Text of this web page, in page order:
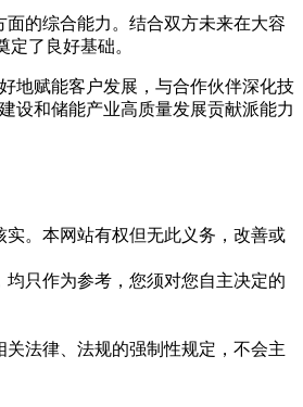
的综合能力。结合双方未来在大容
了良好基础。
地赋能客户发展，与合作伙伴深化技
设和储能产业高质量发展贡献派能力
实。本网站有权但无此义务，改善或
只作为参考，您须对您自主决定的
法律、法规的强制性规定，不会主